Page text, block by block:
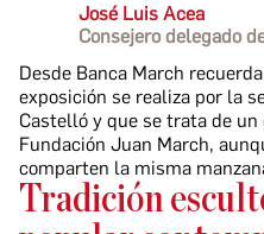
José Luis Acea
Consejero delegado
Desde Banca March
exposición se realiza por la
Castelló y que se trata de
Fundación Juan March,
comparten la misma
Tradición